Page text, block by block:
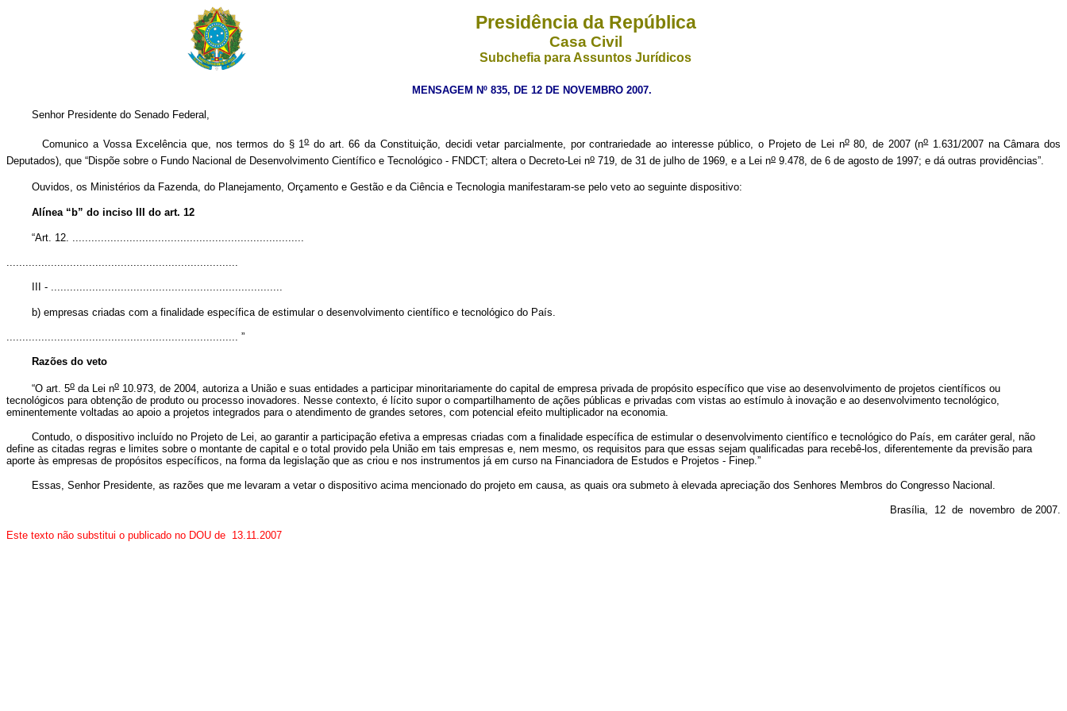
Presidência da República
Casa Civil
Subchefia para Assuntos Jurídicos
MENSAGEM Nº 835, DE 12 DE NOVEMBRO 2007.
Senhor Presidente do Senado Federal,
Comunico a Vossa Excelência que, nos termos do § 1odo art. 66 da Constituição, decidi vetar parcialmente, por contrariedade ao interesse público, o Projeto de Lei no80, de 2007 (no1.631/2007 na Câmara dos
Deputados), que “Dispõe sobre o Fundo Nacional de Desenvolvimento Científico e Tecnológico - FNDCT; altera o Decreto-Lei no 719, de 31 de julho de 1969, e a Lei no 9.478, de 6 de agosto de 1997; e dá outras providências”.
Ouvidos, os Ministérios da Fazenda, do Planejamento, Orçamento e Gestão e da Ciência e Tecnologia manifestaram-se pelo veto ao seguinte dispositivo:
Alínea “b” do inciso III do art. 12
“Art. 12. .........................................................................
III - .........................................................................
b) empresas criadas com a finalidade específica de estimular o desenvolvimento científico e tecnológico do País.
......................................................................... ”
Razões do veto
“O art. 5o da Lei no 10.973, de 2004, autoriza a União e suas entidades a participar minoritariamente do capital de empresa privada de propósito específico que vise ao desenvolvimento de projetos científicos ou
tecnológicos para obtenção de produto ou processo inovadores. Nesse contexto, é lícito supor o compartilhamento de ações públicas e privadas com vistas ao estímulo à inovação e ao desenvolvimento tecnológico,
eminentemente voltadas ao apoio a projetos integrados para o atendimento de grandes setores, com potencial efeito multiplicador na economia.
Contudo, o dispositivo incluído no Projeto de Lei, ao garantir a participação efetiva a empresas criadas com a finalidade específica de estimular o desenvolvimento científico e tecnológico do País, em caráter geral, não
define as citadas regras e limites sobre o montante de capital e o total provido pela União em tais empresas e, nem mesmo, os requisitos para que essas sejam qualificadas para recebê-los, diferentemente da previsão para
aporte às empresas de propósitos específicos, na forma da legislação que as criou e nos instrumentos já em curso na Financiadora de Estudos e Projetos - Finep.”
Essas, Senhor Presidente, as razões que me levaram a vetar o dispositivo acima mencionado do projeto em causa, as quais ora submeto à elevada apreciação dos Senhores Membros do Congresso Nacional.
Brasília, 12 de novembro de 2007.
Este texto não substitui o publicado no DOU de 13.11.2007